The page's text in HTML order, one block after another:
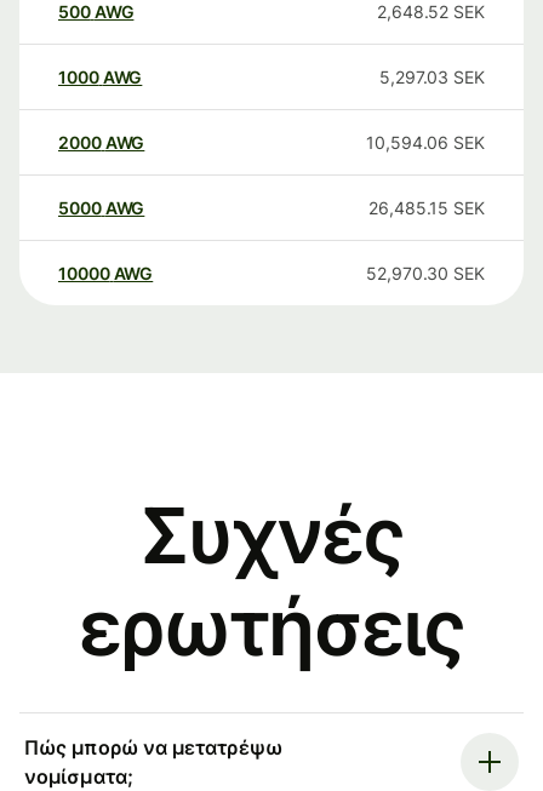
500AWG 2,648.52 SEK
1000AWG 5,297.03 SEK
2000AWG 10,594.06 SEK
5000AWG 26,485.15 SEK
10000 AWG 52,970.30 SEK
Συχνές
ερωτήσεις
Πώς μπορώ να μετατρέψω
νομίσματα;